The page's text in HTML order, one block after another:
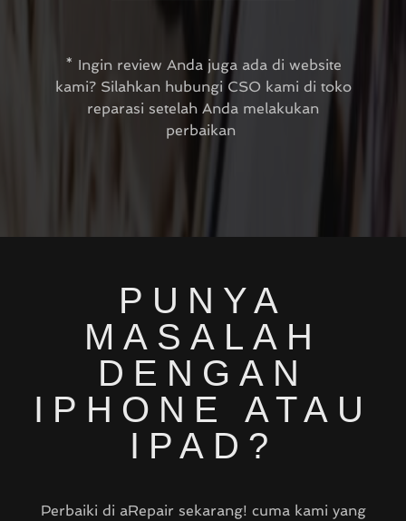
* Ingin review Anda juga ada di website
kami? Silahkan hubungi CSO kami di toko
reparasi setelah Anda melakukan
perbaikan
PUNYA
MASALAH
DENGAN
IPHONE ATAU
IPAD?
Perbaiki di aRepair sekarang! cuma kami yang